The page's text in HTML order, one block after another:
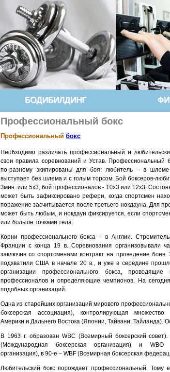
БОДИБИЛДИНГ
Профессиональный бокс
Профессиональный бокс
Необходимо различать профессиональный и
свои правила соревнований и Устав. Профессиональный
по-разному экипированы для боя: любитель – в
выступает без шлема и с голым торсом. Бой боксеров-
3мин. или 5х3, бой профессионалов - 10х3 или 12х3.
может быть зафиксировано рефери, когда спортсмен
поражение засчитывается после третьего нокдауна. Для
может быть любым, и нокдаун фиксируется, если
или больше точками тела.
Корни профессионального бокса – в Англии.
Франции с конца 19 в. Соревнования организовывали
заключив со спортсменами контракт на проведение боев.
подхватили США в начале 20 в., и уже в середине
организации профессионального бокса,
профессионалов и определяющие чемпионов. На
подобных организаций.
Одна из старейших организаций мирового
боксерская ассоциация), контролирующая множество
Америки и Дальнего Востока (Японии, Тайвани, Тайланда).
В 1963 г. образован WBC (Всемирный боксерский
(Международная боксерская организация) и WBO
организация), в 90-е – WBF (Всемирная боксерская
Любительский бокс порождает профессиональный. Тому